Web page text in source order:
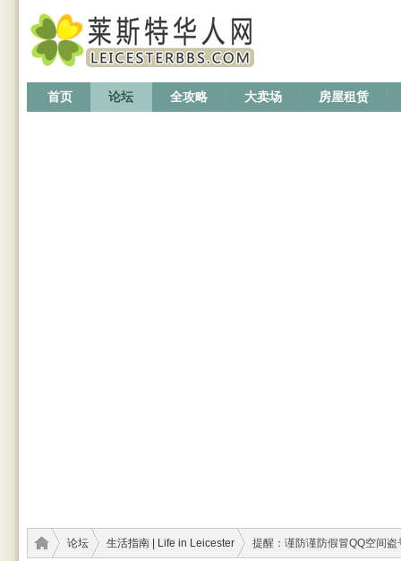
首页 论坛 全攻略 大卖场 房屋租赁
论坛 生活指南 | Life in Leicester 提醒：谨防谨防假冒QQ空间